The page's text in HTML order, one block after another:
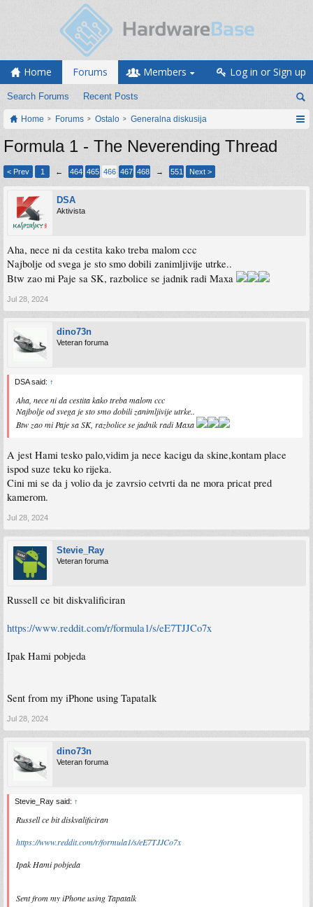
Home Forums
Search Forums Recent Posts
Members Log in or Sign up
Home Forums Ostalo Generalna diskusija
Formula 1 - The Neverending Thread
< Prev 1 ← 464 465 466 467 468 → 551 Next >
DSA
Aktivista
Aha, nece ni da cestita kako treba malom ccc
Najbolje od svega je sto smo dobili zanimljivije utrke..
Btw zao mi Paje sa SK, razbolice se jadnik radi Maxa
Jul 28, 2024
dino73n
Veteran foruma
DSA said: ↑
Aha, nece ni da cestita kako treba malom ccc
Najbolje od svega je sto smo dobili zanimljivije utrke..
Btw zao mi Paje sa SK, razbolice se jadnik radi Maxa
A jest Hami tesko palo,vidim ja nece kacigu da skine,kontam place
ispod suze teku ko rijeka.
Cini mi se da j volio da je zavrsio cetvrti da ne mora pricat pred
kamerom.
Jul 28, 2024
Stevie_Ray
Veteran foruma
Russell ce bit diskvalificiran
https://www.reddit.com/r/formula1/s/eE7TJJCo7x
Ipak Hami pobjeda
Sent from my iPhone using Tapatalk
Jul 28, 2024
dino73n
Veteran foruma
Stevie_Ray said: ↑
Russell ce bit diskvalificiran
https://www.reddit.com/r/formula1/s/eE7TJJCo7x
Ipak Hami pobjeda
Sent from my iPhone using Tapatalk